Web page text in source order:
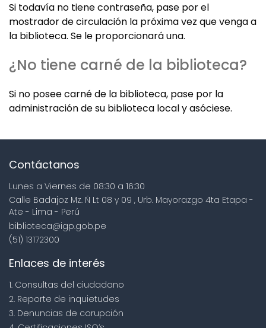
Si todavía no tiene contraseña, pase por el
mostrador de circulación la próxima vez que venga a
la biblioteca. Se le proporcionará una.
¿No tiene carné de la biblioteca?
Si no posee carné de la biblioteca, pase por la
administración de su biblioteca local y asóciese.
Contáctanos
Lunes a Viernes de 08:30 a 16:30
Calle Badajoz Mz. Ñ Lt 08 y 09 , Urb. Mayorazgo 4ta Etapa -
Ate - Lima - Perú
biblioteca@igp.gob.pe
(51) 13172300
Enlaces de interés
1. Consultas del ciudadano
2. Reporte de inquietudes
3. Denuncias de corupción